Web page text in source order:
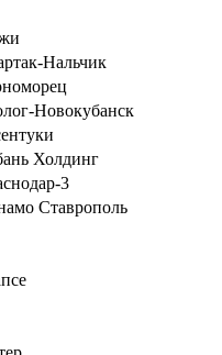
Нальчик
Новокубанск
Холдинг
3
Ставрополь